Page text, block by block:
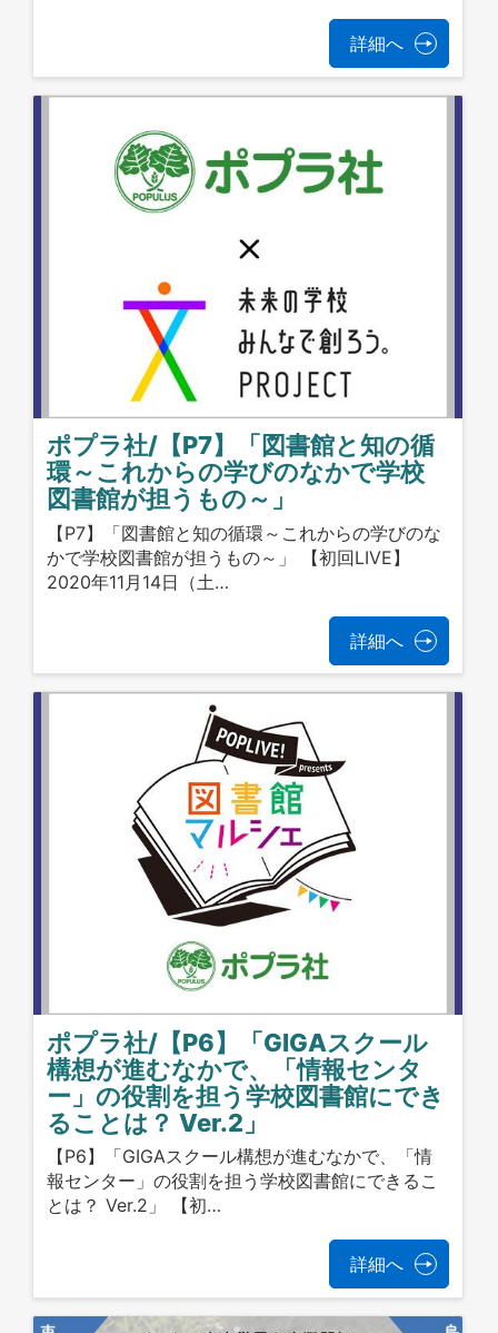
詳細へ
ポプラ社/【P7】「図書館と知の循
環～これからの学びのなかで学校
図書館が担うもの～」
【P7】「図書館と知の循環～これからの学びのな
かで学校図書館が担うもの～」 【初回LIVE】
2020年11月14日（土…
詳細へ
ポプラ社/【P6】「GIGAスクール
構想が進むなかで、「情報センタ
ー」の役割を担う学校図書館にでき
ることは？ Ver.2」
【P6】「GIGAスクール構想が進むなかで、「情
報センター」の役割を担う学校図書館にできるこ
とは？ Ver.2」 【初…
詳細へ